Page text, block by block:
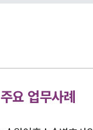
주요 업무사례